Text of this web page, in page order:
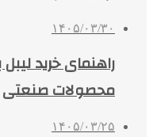
۱۴۰۵/۰۳/۳۰
راهنمای خرید
محصولات صنعتی
۱۴۰۵/۰۳/۲۵